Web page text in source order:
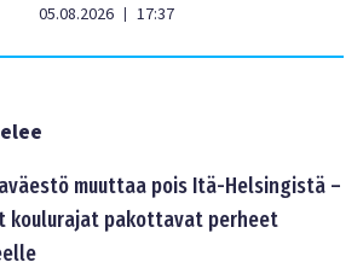
05.08.2026 | 17:37
muuttaa pois Itä-Helsingistä –
koulurajat pakottavat perheet